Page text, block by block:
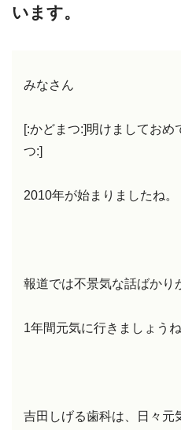
います。
みなさん
[:かどまつ:]明けましておめ
つ:]
2010年が始まりましたね。
報道では不景気な話ばかり
1年間元気に行きましょう
吉田しげる歯科は、日々元